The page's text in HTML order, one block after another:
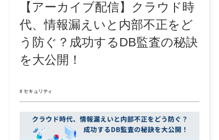
【アーカイブ配信】クラウド時
代、情報漏えいと内部不正をど
う防ぐ？成功するDB監査の秘訣
を大公開！
# セキュリティ